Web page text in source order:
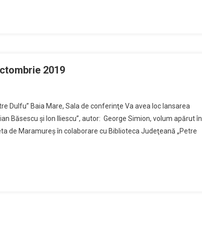
2019
Dulfu” Baia Mare, Sala de conferinţe Va avea loc lansarea
Băsescu şi Ion Iliescu”, autor: George Simion, volum apărut în
de Maramureş în colaborare cu Biblioteca Judeţeană „Petre